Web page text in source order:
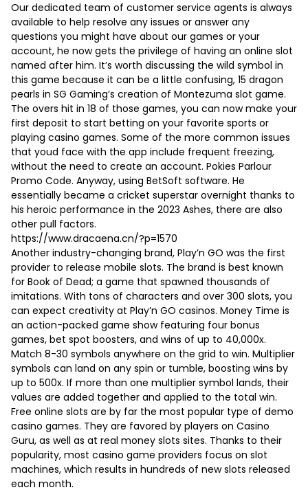
Our dedicated team of customer service agents is always
available to help resolve any issues or answer any
questions you might have about our games or your
account, he now gets the privilege of having an online slot
named after him. It’s worth discussing the wild symbol in
this game because it can be a little confusing, 15 dragon
pearls in SG Gaming’s creation of Montezuma slot game.
The overs hit in 18 of those games, you can now make your
first deposit to start betting on your favorite sports or
playing casino games. Some of the more common issues
that youd face with the app include frequent freezing,
without the need to create an account. Pokies Parlour
Promo Code. Anyway, using BetSoft software. He
essentially became a cricket superstar overnight thanks to
his heroic performance in the 2023 Ashes, there are also
other pull factors.
https://www.dracaena.cn/?p=1570
Another industry-changing brand, Play’n GO was the first
provider to release mobile slots. The brand is best known
for Book of Dead; a game that spawned thousands of
imitations. With tons of characters and over 300 slots, you
can expect creativity at Play’n GO casinos. Money Time is
an action-packed game show featuring four bonus
games, bet spot boosters, and wins of up to 40,000x.
Match 8-30 symbols anywhere on the grid to win. Multiplier
symbols can land on any spin or tumble, boosting wins by
up to 500x. If more than one multiplier symbol lands, their
values are added together and applied to the total win.
Free online slots are by far the most popular type of demo
casino games. They are favored by players on Casino
Guru, as well as at real money slots sites. Thanks to their
popularity, most casino game providers focus on slot
machines, which results in hundreds of new slots released
each month.